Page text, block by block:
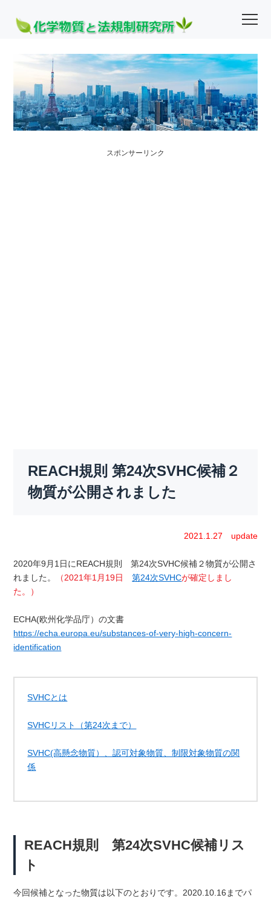
スポンサーリンク
REACH規則 第24次SVHC候補２
物質が公開されました
2021.1.27 update
2020年9月1日にREACH規則 第24次SVHC候補２物質が公開さ
れました。
（2021年1月19日第24次SVHCが確定しまし
た。）
ECHA(欧州化学品庁）の文書
https://echa.europa.eu/substances-of-very-high-concern-
identification
SVHCとは
SVHCリスト（第24次まで）
SVHC(高懸念物質）、認可対象物質、制限対象物質の関
係
REACH規則 第24次SVHC候補リス
ト
今回候補となった物質は以下のとおりです。2020.10.16までパ